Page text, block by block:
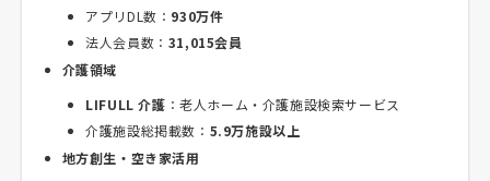
アプリDL数： 930万件
法人会員数： 31,015会員
介護領域
LIFULL 介護 ：老人ホーム・介護施設検索サービス
介護施設総掲載数： 5.9万施設以上
地方創生・空き家活用